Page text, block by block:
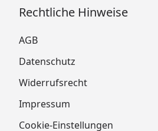
Rechtliche Hinweise
AGB
Datenschutz
Widerrufsrecht
Impressum
Cookie-Einstellungen